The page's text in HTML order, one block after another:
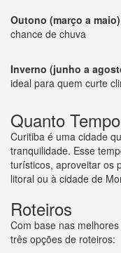
Outono (março a
chance de chuva
Inverno (junho a
ideal para quem curte
Quanto
Curitiba é uma cidade
tranquilidade. Esse
turísticos, aproveitar os
litoral ou à cidade de
Roteiros
Com base nas melhores
três opções de roteiros: